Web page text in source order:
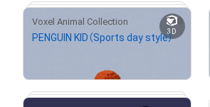
# 1238/3333
3D
Voxel Animal Collection 0
PENGUIN KID（Sports day style）